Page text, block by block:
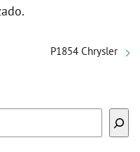
P1854 Chrysler